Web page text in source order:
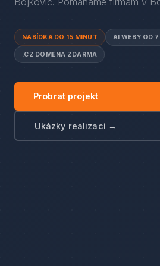
NABÍDKA DO 15 MINUT AI WEBY OD
.CZ DOMÉNA ZDARMA
Probrat projekt
Ukázky realizací →